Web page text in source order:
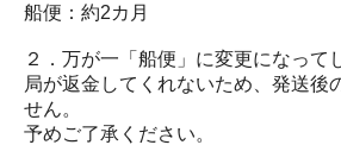
船便：約2カ月
２．万が一「船便」に変更になって
局が返金してくれないため、発送後
せん。
予めご了承ください。